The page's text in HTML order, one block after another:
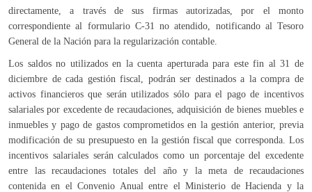
directamente, a través de sus firmas autorizadas, por el monto
correspondiente al formulario C-31 no atendido, notificando al Tesoro
General de la Nación para la regularización contable.
Los saldos no utilizados en la cuenta aperturada para este fin al 31 de
diciembre de cada gestión fiscal, podrán ser destinados a la compra de
activos financieros que serán utilizados sólo para el pago de incentivos
salariales por excedente de recaudaciones, adquisición de bienes muebles e
inmuebles y pago de gastos comprometidos en la gestión anterior, previa
modificación de su presupuesto en la gestión fiscal que corresponda. Los
incentivos salariales serán calculados como un porcentaje del excedente
entre las recaudaciones totales del año y la meta de recaudaciones
contenida en el Convenio Anual entre el Ministerio de Hacienda y la